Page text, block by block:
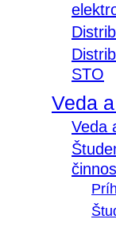
STO
Veda
Veda